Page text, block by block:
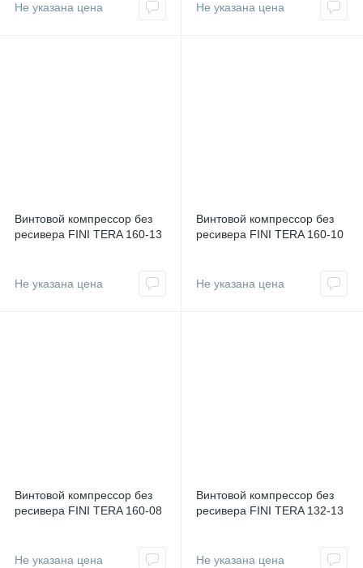
Не указана цена Не указана цена
Винтовой компрессор без
ресивера FINI TERA 160-13
Не указана цена
Винтовой компрессор без
ресивера FINI TERA 160-10
Не указана цена
Винтовой компрессор без
ресивера FINI TERA 160-08
Не указана цена
Винтовой компрессор без
ресивера FINI TERA 132-13
Не указана цена